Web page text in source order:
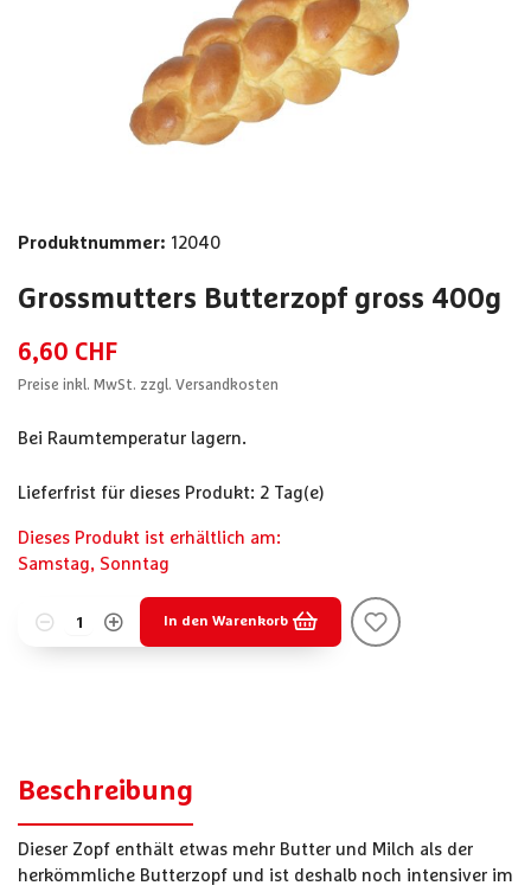
Produktnummer: 12040
Grossmutters Butterzopf gross 400g
6,60 CHF
Preise inkl. MwSt. zzgl. Versandkosten
Bei Raumtemperatur lagern.
Lieferfrist für dieses Produkt: 2 Tag(e)
Dieses Produkt ist erhältlich am:
Samstag, Sonntag
In den Warenkorb
Beschreibung
Dieser Zopf enthält etwas mehr Butter und Milch als der
herkömmliche Butterzopf und ist deshalb noch intensiver im